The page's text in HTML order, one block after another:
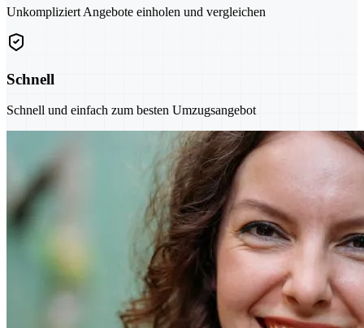
Unkompliziert Angebote einholen und vergleichen
Schnell
Schnell und einfach zum besten Umzugsangebot